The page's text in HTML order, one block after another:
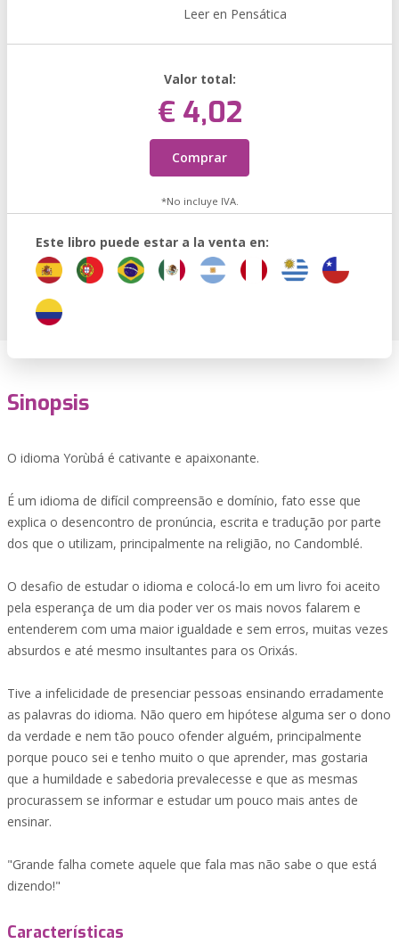
Leer en Pensática
Valor total:
€ 4,02
Comprar
*No incluye IVA.
Este libro puede estar a la venta en:
Sinopsis
O idioma Yorùbá é cativante e apaixonante.
É um idioma de difícil compreensão e domínio, fato esse que
explica o desencontro de pronúncia, escrita e tradução por parte
dos que o utilizam, principalmente na religião, no Candomblé.
O desafio de estudar o idioma e colocá-lo em um livro foi aceito
pela esperança de um dia poder ver os mais novos falarem e
entenderem com uma maior igualdade e sem erros, muitas vezes
absurdos e até mesmo insultantes para os Orixás.
Tive a infelicidade de presenciar pessoas ensinando erradamente
as palavras do idioma. Não quero em hipótese alguma ser o dono
da verdade e nem tão pouco ofender alguém, principalmente
porque pouco sei e tenho muito o que aprender, mas gostaria
que a humildade e sabedoria prevalecesse e que as mesmas
procurassem se informar e estudar um pouco mais antes de
ensinar.
"Grande falha comete aquele que fala mas não sabe o que está
dizendo!"
Características